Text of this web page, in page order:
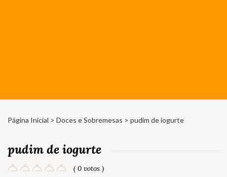
Página Inicial > Doces e Sobremesas > pudim de iogurte
pudim de iogurte
( 0 votos )